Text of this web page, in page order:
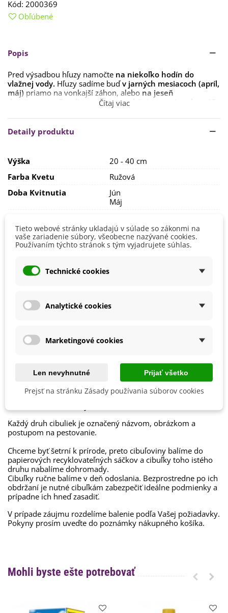
Kód: 2000369
Obľúbené
Popis
Pred výsadbou hľuzy namočte na niekoľko hodín do
vlažnej vody. Hľuzy sadíme buďv jarných mesiacoch (apríl,
máj) priamo na vonkajší záhon, alebo na jeseň
do kvetináča
. Rastlinu cez zimu udržujeme pri teplote 15
seba
Stanovisko vyberte
. Pôda by
mala byťpriepustná, ľahká, neutrálna.
sucho, ani prílišné premokrenie.
Iskerníky budú kvitnúť dlho, dávajte ale
teploty a silný vietor.
Po odkvitnutí rastliny ostrihajte, hľuzy
skladujte v chladnej a suchej
Čítaj viac
Detaily produktu
Výška
20 - 40 cm
Farba Kvetu
Ružová
Doba Kvitnutia
Jún
Máj
Stanovisko
Polotienisté
Slnečné
Mrazuvzdornosť
Obdobie Výsadby
Jar
Každý druh cibuliek je označený názvom, obrázkom a
postupom na pestovanie.
Chceme byť šetrní k prírode, preto cibuľoviny balíme do
papierových recyklovateľných sáčkov a cibuľky toho istého
druhu nabalíme dohromady.
Cibuľky ručne balíme v deň odoslania. Bezprostredne po ich
obdržaní je nutné cibuľkám zabezpečiť ideálne podmienky a
prípadne ich hneď zasadiť.
V prípade záujmu rozdelíme balenie podľa Vašej požiadavky.
Pokyny prosím uveďte do poznámky nákupného košíka.
Mohli byste ešte potrebovať
Tieto webové stránky ukladajú v súlade so zákonmi na
vaše zariadenie súbory, všeobecne nazývané cookies.
Používaním týchto stránok s tým vyjadrujete súhlas.
Technické cookies
Analytické cookies
Marketingové cookies
Len nevyhnutné Prijať všetko
Prejsť na stránku Zásady používania súborov cookies